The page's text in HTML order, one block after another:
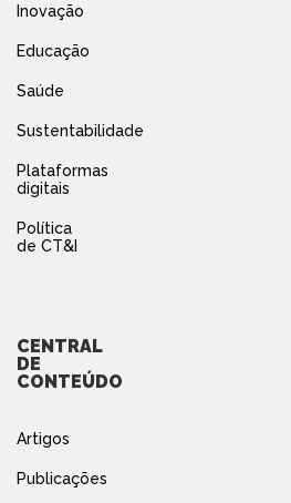
Inovação
Educação
Saúde
Sustentabilidade
Plataformas
digitais
Política
de CT&I
CENTRAL
DE
CONTEÚDO
Artigos
Publicações